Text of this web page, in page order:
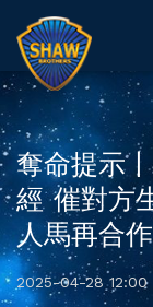
奪命提示
經 催對方
人馬再合作
2025-04-28 12:00